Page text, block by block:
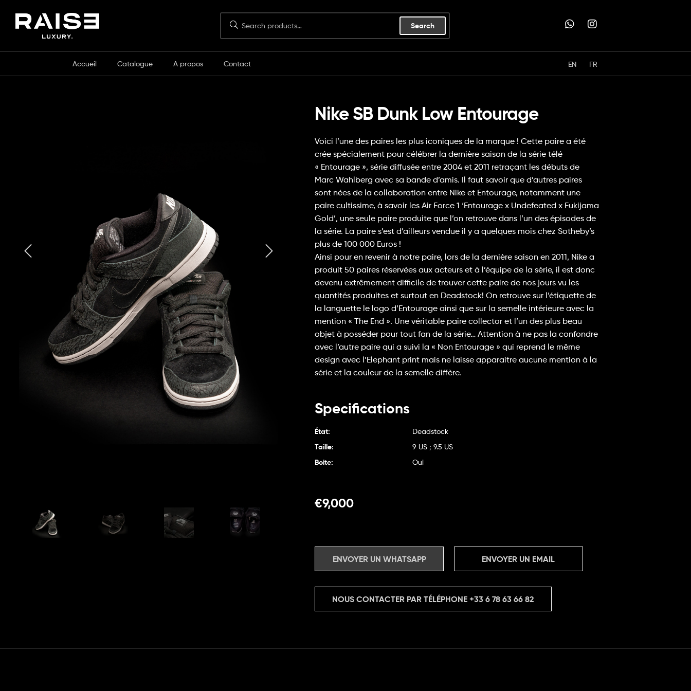
Search
Accueil Catalogue A propos Contact EN FR
Nike SB Dunk Low Entourage
Voici l’une des paires les plus iconiques de la marque ! Cette paire a été
crée spécialement pour célébrer la dernière saison de la série télé
« Entourage », série diffusée entre 2004 et 2011 retraçant les débuts de
Marc Wahlberg avec sa bande d’amis. Il faut savoir que d’autres paires
sont nées de la collaboration entre Nike et Entourage, notamment une
paire cultissime, à savoir les Air Force 1 ‘Entourage x Undefeated x Fukijama
Gold’, une seule paire produite que l’on retrouve dans l’un des épisodes de
la série. La paire s’est d’ailleurs vendue il y a quelques mois chez Sotheby’s
plus de 100 000 Euros !
Ainsi pour en revenir à notre paire, lors de la dernière saison en 2011, Nike a
produit 50 paires réservées aux acteurs et à l’équipe de la série, il est donc
devenu extrêmement difficile de trouver cette paire de nos jours vu les
quantités produites et surtout en Deadstock! On retrouve sur l’étiquette de
la languette le logo d’Entourage ainsi que sur la semelle intérieure avec la
mention « The End ». Une véritable paire collector et l’un des plus beau
objet à posséder pour tout fan de la série… Attention à ne pas la confondre
avec l’autre paire qui a suivi la « Non Entourage » qui reprend le même
design avec l’Elephant print mais ne laisse apparaitre aucune mention à la
série et la couleur de la semelle diffère.
Specifications
État: Deadstock
Taille: 9 US ; 9.5 US
Boite: Oui
€9,000
ENVOYER UN WHATSAPP ENVOYER UN EMAIL
NOUS CONTACTER PAR TÉLÉPHONE+33 6 78 63 66 82